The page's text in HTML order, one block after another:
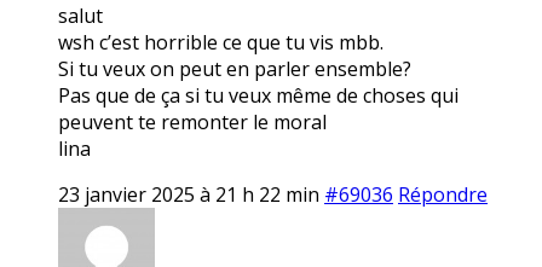
salut
wsh c’est horrible ce que tu vis mbb.
Si tu veux on peut en parler ensemble?
Pas que de ça si tu veux même de choses qui
peuvent te remonter le moral
lina
23 janvier 2025 à 21 h 22 min #69036 Répondre